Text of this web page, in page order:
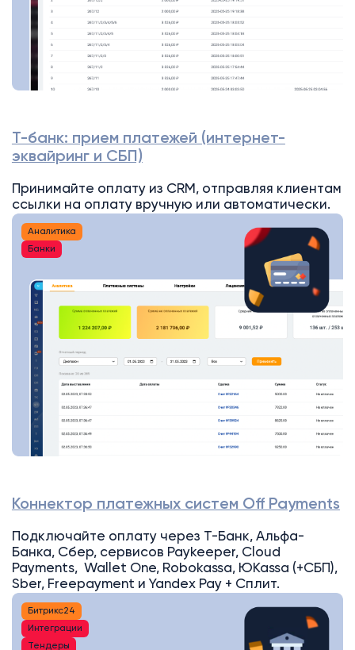
Т-банк: прием платежей (интернет-
эквайринг и СБП)
Принимайте оплату из CRM, отправляя клиентам
ссылки на оплату вручную или автоматически.
Аналитика
Банки
Коннектор платежных систем Off Payments
Подключайте оплату через Т-Банк, Альфа-
Банка, Сбер, сервисов Paykeeper, Cloud
Payments, Wallet One, Robokassa, ЮKassa (+СБП),
Sber, Freepayment и Yandex Pay + Сплит.
Битрикс24
Интеграции
Тендеры